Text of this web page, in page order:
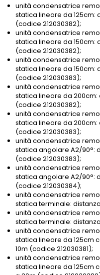
unità condensatrice
statica lineare da 125cm:
(codice 212030382);
unità condensatrice
statica lineare da 150cm:
(codice 212030382);
unità condensatrice
statica lineare da 150cm:
(codice 212030383);
unità condensatrice
statica lineare da 200cm:
(codice 212030382);
unità condensatrice
statica lineare da 200cm:
(codice 212030383);
unità condensatrice
statica angolare A2/90°:
(codice 212030383);
unità condensatrice
statica angolare A2/90°:
(codice 212030384);
unità condensatrice
statica terminale:
unità condensatrice
statica terminale:
unità condensatrice
statica lineare da 125cm
10m (codice 212030381);
unità condensatrice
statica lineare da 125cm